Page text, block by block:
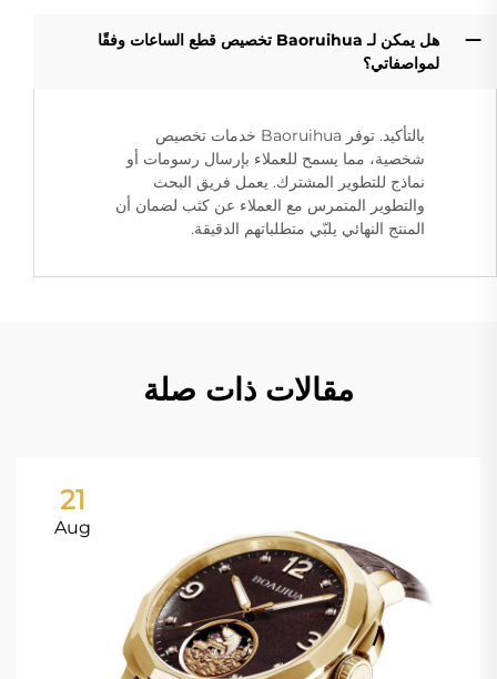
هل يمكن لـ Baoruihua تخصيص قطع الساعات وفقًا
لمواصفاتي؟
بالتأكيد. توفر Baoruihua خدمات تخصيص
شخصية، مما يسمح للعملاء بإرسال رسومات أو
نماذج للتطوير المشترك. يعمل فريق البحث
والتطوير المتمرس مع العملاء عن كثب لضمان أن
المنتج النهائي يلبّي متطلباتهم الدقيقة.
مقالات ذات صلة
21
Aug